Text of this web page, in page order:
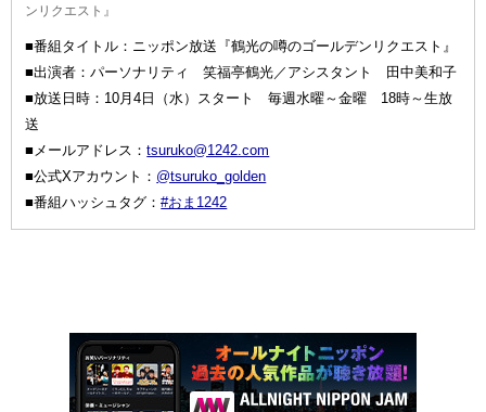
ンリクエスト』
■番組タイトル：ニッポン放送『鶴光の噂のゴールデンリクエスト』
■出演者：パーソナリティ 笑福亭鶴光／アシスタント 田中美和子
■放送日時：10月4日（水）スタート 毎週水曜～金曜 18時～生放
送
■メールアドレス：tsuruko@1242.com
■公式Xアカウント： @tsuruko_golden
■番組ハッシュタグ：#おま1242